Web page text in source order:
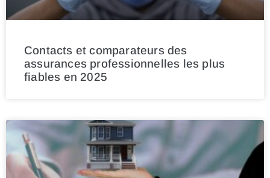
Contacts et comparateurs des
assurances professionnelles les plus
fiables en 2025